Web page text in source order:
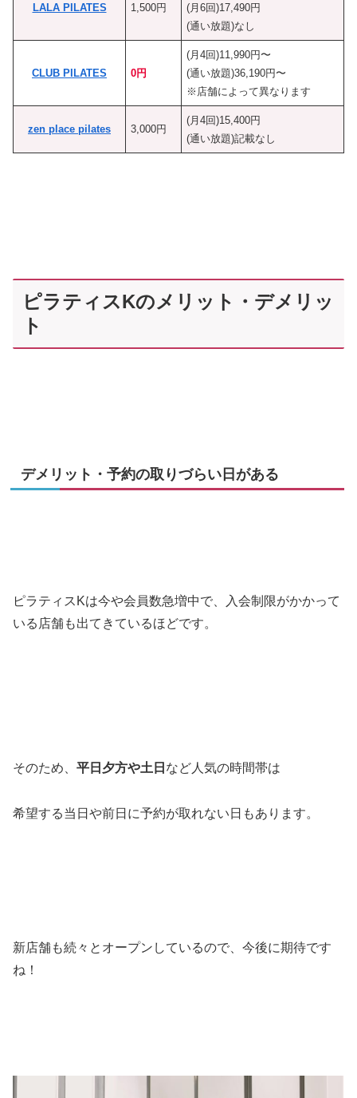
LALA PILATES 1,500円
(月6回)17,490円
(通い放題)なし
CLUB PILATES 0円
(月4回)11,990円〜
(通い放題)36,190円〜
※店舗によって異なります
zen place pilates 3,000円
(月4回)15,400円
(通い放題)記載なし
ピラティスKのメリット・デメリッ
ト
デメリット・予約の取りづらい日がある
ピラティスKは今や会員数急増中で、入会制限がかかって
いる店舗も出てきているほどです。
そのため、 平日夕方や土日 など人気の時間帯は
希望する当日や前日に予約が取れない日もあります。
新店舗も続々とオープンしているので、今後に期待です
ね！